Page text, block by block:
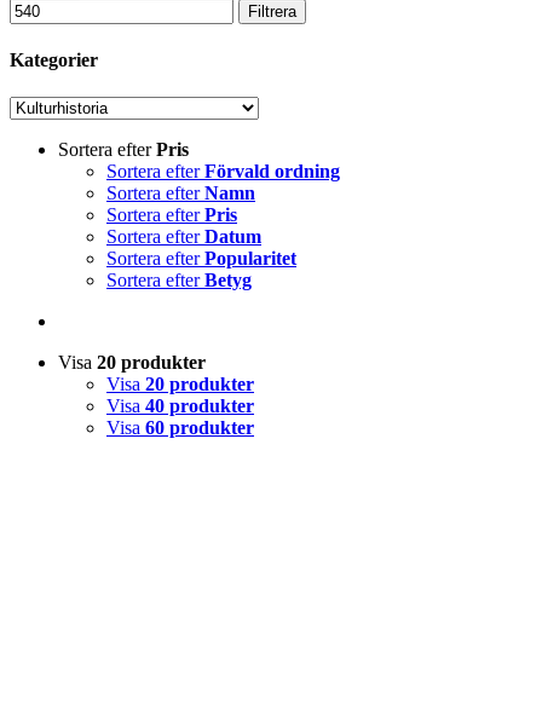
Filtrera
Kategorier
Sortera efterPris
Sortera efterFörvald ordning
Sortera efterNamn
Sortera efterPris
Sortera efterDatum
Sortera efterPopularitet
Sortera efterBetyg
Visa 20 produkter
Visa 20 produkter
Visa 40 produkter
Visa 60 produkter